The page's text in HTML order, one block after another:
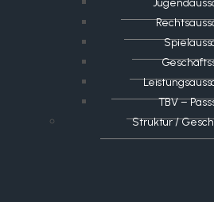
TBV –
Struktur /